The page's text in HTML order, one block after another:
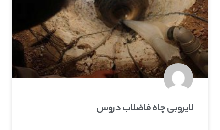
لایروبی چاه فاضلاب دروس